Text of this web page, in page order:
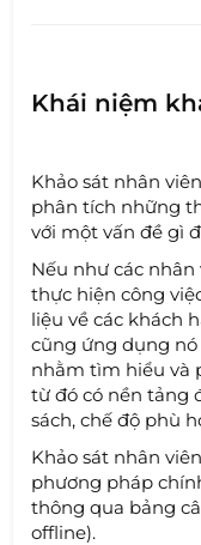
Khái niệm
Khảo sát nhân
phân tích những
với một vấn đề gì
Nếu như các
thực hiện công
liệu về các khách
cũng ứng dụng
nhằm tìm hiểu và
từ đó có nền tảng
sách, chế độ phù
Khảo sát nhân
phương pháp
thông qua bảng
offline).